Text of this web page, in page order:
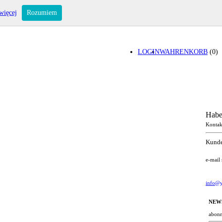
WAHRENKORB (0)
LOGIN
e-mail
Rozumiem